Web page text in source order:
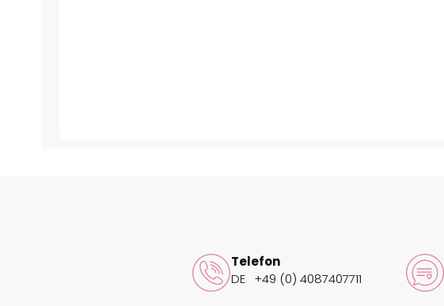
Telefon
DE +49 (0) 4087407711